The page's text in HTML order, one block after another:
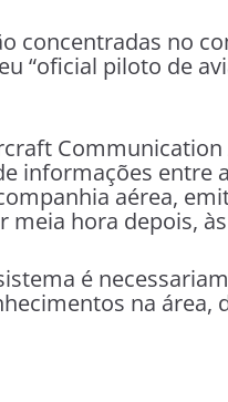
concentradas no
“oficial piloto de
informações entre
aérea,
meia hora depois,
é
na área,